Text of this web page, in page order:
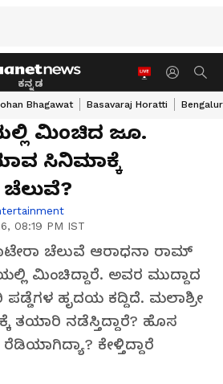
ಕನ್ನಡ
Bhagawat Basavaraj Horatti
ಮಿಂಚಿದ ಜೂ.
ಸಿನಿಮಾಕ್ಕೆ
ಚೆಲುವೆ?
08:19 PM IST
ಚೆಲುವೆ ಆರಾಧನಾ ರಾಮ್
ಮಿಂಚಿದ್ದಾರೆ. ಅವರ ಮುದ್ದಾದ
ಹೃದಯ ಕದ್ದಿದೆ. ಮಲಾಶ್ರೀ
ತಯಾರಿ ನಡೆಸ್ತಿದ್ದಾರೆ? ಹೊಸ
ಕೇಳ್ತಿದ್ದಾರೆ